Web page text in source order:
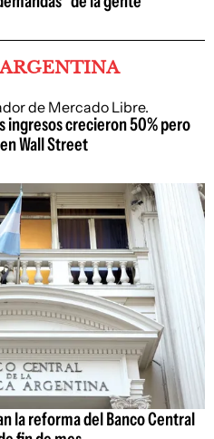
ingresos crecieron 50% pero
Wall Street
la reforma del Banco Central